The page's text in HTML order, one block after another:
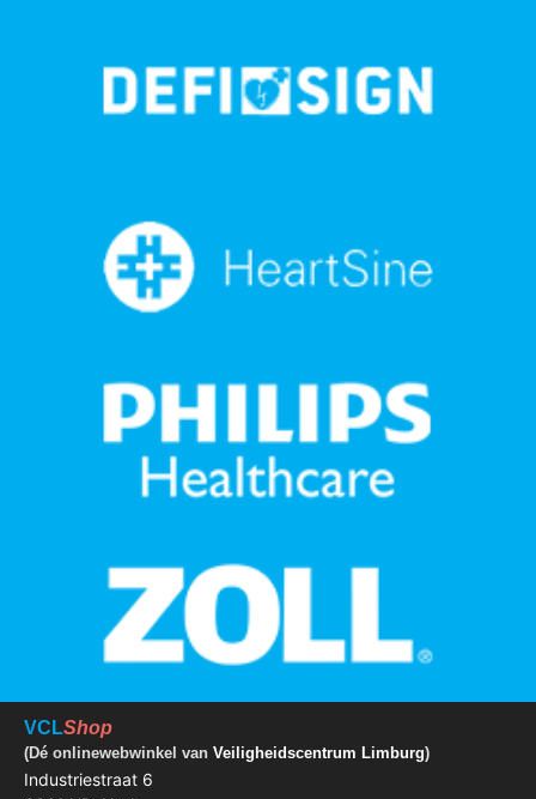
VCLShop
(Dé onlinewebwinkel van Veiligheidscentrum Limburg)
Industriestraat 6